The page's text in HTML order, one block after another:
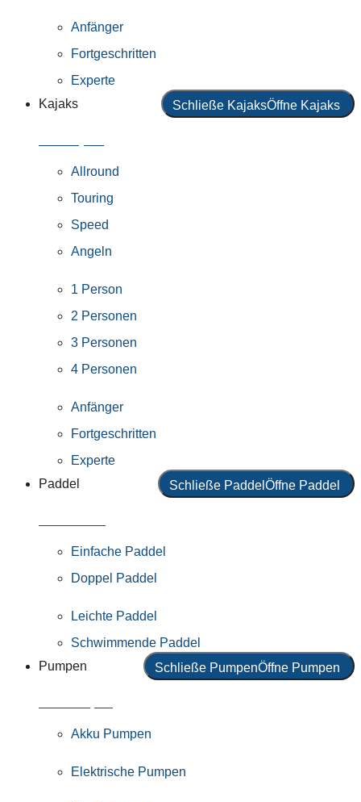
Anfänger
Fortgeschritten
Experte
Kajaks
Schließe KajaksÖffne Kajaks
Allround
Touring
Speed
Angeln
1 Person
2 Personen
3 Personen
4 Personen
Anfänger
Fortgeschritten
Experte
Paddel
Schließe Paddel Öffne Paddel
Einfache Paddel
Doppel Paddel
Leichte Paddel
Schwimmende Paddel
Pumpen
Schließe PumpenÖffne Pumpen
Akku Pumpen
Elektrische Pumpen